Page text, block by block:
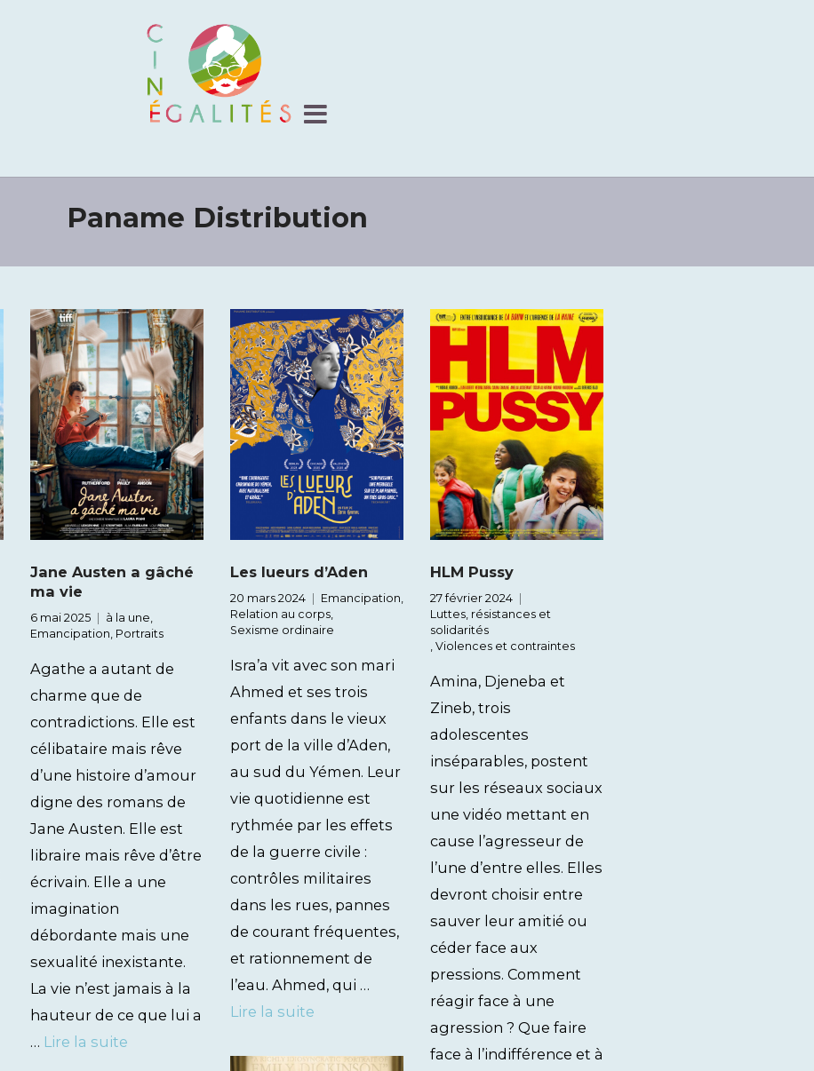
Paname Distribution
Jane Austen a gâché
ma vie
6 mai 2025 à la une,
Emancipation, Portraits
Agathe a autant de
charme que de
contradictions. Elle est
célibataire mais rêve
d’une histoire d’amour
digne des romans de
Jane Austen. Elle est
libraire mais rêve d’être
écrivain. Elle a une
imagination
débordante mais une
sexualité inexistante.
La vie n’est jamais à la
hauteur de ce que lui a
… Lire la suite
Les lueurs d’Aden
20 mars 2024 Emancipation,
Relation au corps,
Sexisme ordinaire
Isra’a vit avec son mari
Ahmed et ses trois
enfants dans le vieux
port de la ville d’Aden,
au sud du Yémen. Leur
vie quotidienne est
rythmée par les effets
de la guerre civile :
contrôles militaires
dans les rues, pannes
de courant fréquentes,
et rationnement de
l’eau. Ahmed, qui …
Lire la suite
HLM Pussy
27 février 2024
Luttes, résistances et
solidarités
, Violences et contraintes
Amina, Djeneba et
Zineb, trois
adolescentes
inséparables, postent
sur les réseaux sociaux
une vidéo mettant en
cause l’agresseur de
l’une d’entre elles. Elles
devront choisir entre
sauver leur amitié ou
céder face aux
pressions. Comment
réagir face à une
agression ? Que faire
face à l’indifférence et à